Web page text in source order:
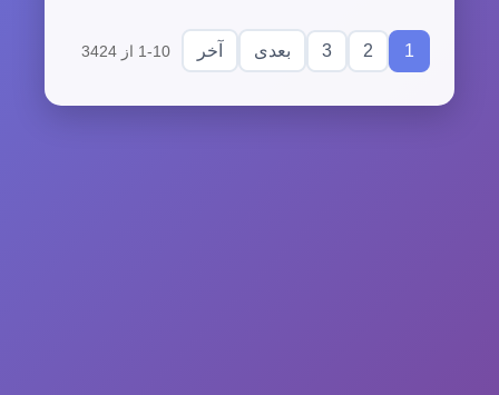
1
2
3 بعدی آخر 1-10 از 3424